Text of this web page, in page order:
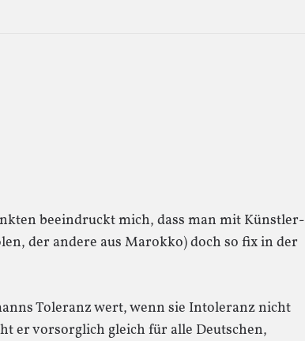
beeindruckt mich, dass man mit Künstler-
der andere aus Marokko) doch so fix in der
Toleranz wert, wenn sie Intoleranz nicht
er vorsorglich gleich für alle Deutschen,